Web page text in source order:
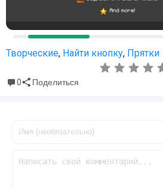
Творческие, Найти кнопку, Прятки
0 Поделиться